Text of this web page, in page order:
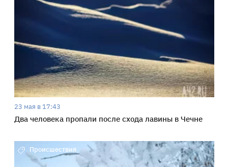
23 мая в 17:43
Два человека пропали после схода лавины в Чечне
Происшествия